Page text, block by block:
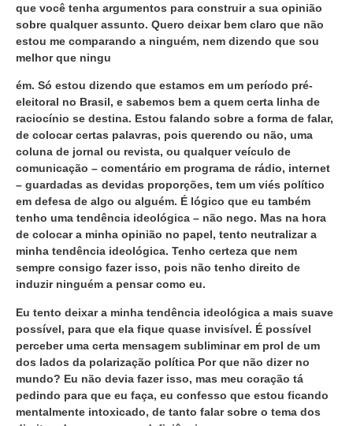
que você tenha argumentos para construir a sua opinião
sobre qualquer assunto. Quero deixar bem claro que não
estou me comparando a ninguém, nem dizendo que sou
melhor que ningu
ém. Só estou dizendo que estamos em um período pré-
eleitoral no Brasil, e sabemos bem a quem certa linha de
raciocínio se destina. Estou falando sobre a forma de falar,
de colocar certas palavras, pois querendo ou não, uma
coluna de jornal ou revista, ou qualquer veículo de
comunicação – comentário em programa de rádio, internet
– guardadas as devidas proporções, tem um viés político
em defesa de algo ou alguém. É lógico que eu também
tenho uma tendência ideológica – não nego. Mas na hora
de colocar a minha opinião no papel, tento neutralizar a
minha tendência ideológica. Tenho certeza que nem
sempre consigo fazer isso, pois não tenho direito de
induzir ninguém a pensar como eu.
Eu tento deixar a minha tendência ideológica a mais suave
possível, para que ela fique quase invisível. É possível
perceber uma certa mensagem subliminar em prol de um
dos lados da polarização política Por que não dizer no
mundo? Eu não devia fazer isso, mas meu coração tá
pedindo para que eu faça, eu confesso que estou ficando
mentalmente intoxicado, de tanto falar sobre o tema dos